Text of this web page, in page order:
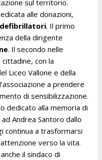
sul territorio.
alle donazioni,
. Il primo
della dirigente
. Il secondo nelle
con la
Liceo Vallone e della
a prendere
di sensibilizzazione.
dedicato alla memoria di
Andrea Santoro dallo
continua a trasformarsi
verso la vita.
il sindaco di